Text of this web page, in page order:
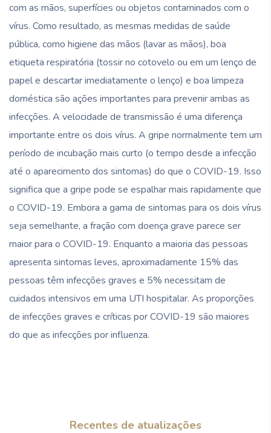
com as mãos, superfícies ou objetos contaminados com o
vírus. Como resultado, as mesmas medidas de saúde
pública, como higiene das mãos (lavar as mãos), boa
etiqueta respiratória (tossir no cotovelo ou em um lenço de
papel e descartar imediatamente o lenço) e boa limpeza
doméstica são ações importantes para prevenir ambas as
infecções. A velocidade de transmissão é uma diferença
importante entre os dois vírus. A gripe normalmente tem um
período de incubação mais curto (o tempo desde a infecção
até o aparecimento dos sintomas) do que o COVID-19. Isso
significa que a gripe pode se espalhar mais rapidamente que
o COVID-19. Embora a gama de sintomas para os dois vírus
seja semelhante, a fração com doença grave parece ser
maior para o COVID-19. Enquanto a maioria das pessoas
apresenta sintomas leves, aproximadamente 15% das
pessoas têm infecções graves e 5% necessitam de
cuidados intensivos em uma UTI hospitalar. As proporções
de infecções graves e críticas por COVID-19 são maiores
do que as infecções por influenza.
Recentes de atualizações